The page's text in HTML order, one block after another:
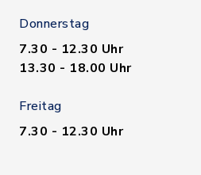
Donnerstag
7.30 - 12.30 Uhr
13.30 - 18.00 Uhr
Freitag
7.30 - 12.30 Uhr